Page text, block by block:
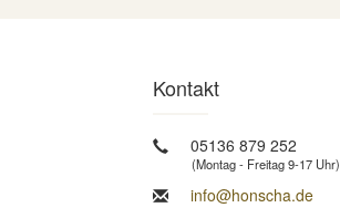
Kontakt
05136 879 252
(Montag - Freitag 9-17 Uhr)
info@honscha.de